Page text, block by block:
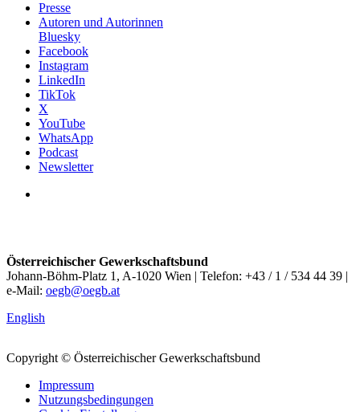
Presse
Autoren und Autorinnen
Bluesky
Facebook
Instagram
LinkedIn
TikTok
X
YouTube
WhatsApp
Podcast
Newsletter
Österreichischer Gewerkschaftsbund
Johann-Böhm-Platz 1, A-1020 Wien | Telefon: +43 / 1 / 534 44 39 |
e-Mail: oegb@oegb.at
English
Copyright © Österreichischer Gewerkschaftsbund
Impressum
Nutzungsbedingungen